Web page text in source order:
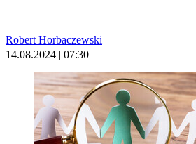
Robert Horbaczewski
14.08.2024 | 07:30